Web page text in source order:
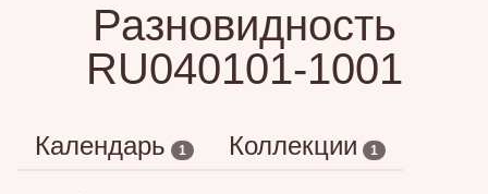
Разновидность
RU040101-1001
Календарь 1 Коллекции 1